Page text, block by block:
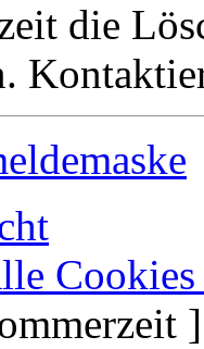
die
Cookies
]